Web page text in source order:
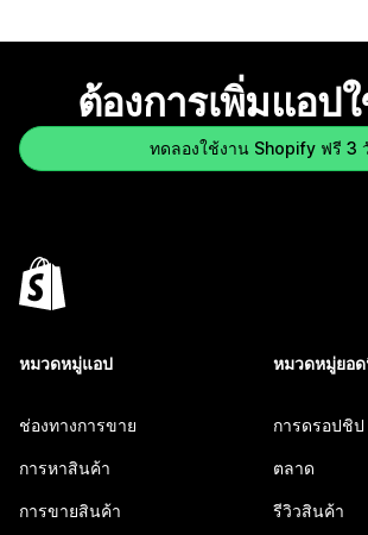
ต้องการเพิ่มแอป
ทดลองใช้งาน Shopify ฟรี 3
หมวดหมู่แอป
ช่องทางการขาย
การหาสินค้า
การขายสินค้า
หมวดหมู่ยอ
การดรอปชิป
ตลาด
รีวิวสินค้า